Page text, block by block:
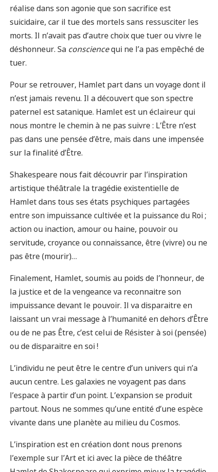
réalise dans son agonie que son sacrifice est
suicidaire, car il tue des mortels sans ressusciter les
morts. Il n’avait pas d’autre choix que tuer ou vivre le
déshonneur. Sa consciencequi ne l’a pas empêché de
tuer.
Pour se retrouver, Hamlet part dans un voyage dont il
n’est jamais revenu. Il a découvert que son spectre
paternel est satanique. Hamlet est un éclaireur qui
nous montre le chemin à ne pas suivre : L’Être n’est
pas dans une pensée d’être, mais dans une impensée
sur la finalité d’Être.
Shakespeare nous fait découvrir par l’inspiration
artistique théâtrale la tragédie existentielle de
Hamlet dans tous ses états psychiques partagées
entre son impuissance cultivée et la puissance du Roi ;
action ou inaction, amour ou haine, pouvoir ou
servitude, croyance ou connaissance, être (vivre) ou ne
pas être (mourir)…
Finalement, Hamlet, soumis au poids de l’honneur, de
la justice et de la vengeance va reconnaitre son
impuissance devant le pouvoir. Il va disparaitre en
laissant un vrai message à l’humanité en dehors d’Être
ou de ne pas Être, c’est celui de Résister à soi (pensée)
ou de disparaitre en soi !
L’individu ne peut être le centre d’un univers qui n’a
aucun centre. Les galaxies ne voyagent pas dans
l’espace à partir d’un point. L’expansion se produit
partout. Nous ne sommes qu’une entité d’une espèce
vivante dans une planète au milieu du Cosmos.
L’inspiration est en création dont nous prenons
l’exemple sur l’Art et ici avec la pièce de théâtre